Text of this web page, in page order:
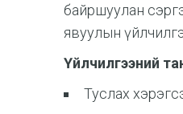
байршуулан
явуулын
Үйлчилгээний
Туслах